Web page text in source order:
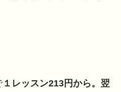
１レッスン213円から。翌